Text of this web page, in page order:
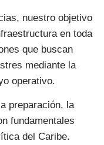
nuestro objetivo
en toda
que buscan
mediante la
operativo.
preparación, la
fundamentales
del Caribe.